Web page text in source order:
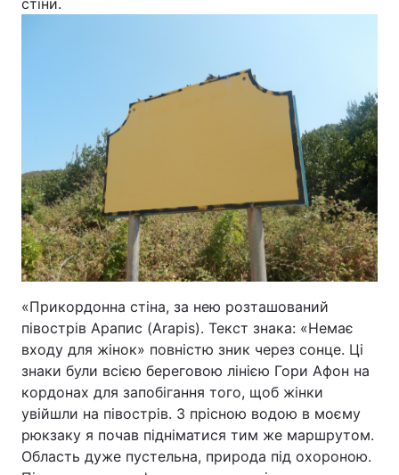
стіни.
«Прикордонна стіна, за нею розташований
півострів Арапис (Arapis). Текст знака: «Немає
входу для жінок» повністю зник через сонце. Ці
знаки були всією береговою лінією Гори Афон на
кордонах для запобігання того, щоб жінки
увійшли на півострів. З прісною водою в моєму
рюкзаку я почав підніматися тим же маршрутом.
Область дуже пустельна, природа під охороною.